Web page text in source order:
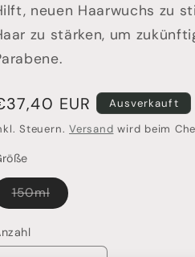
neuen Haarwuchs zu
zu stärken, um
EUR
Ausverkauft
Steuern.Versand wird beim
150mlVariante
ausverkauft